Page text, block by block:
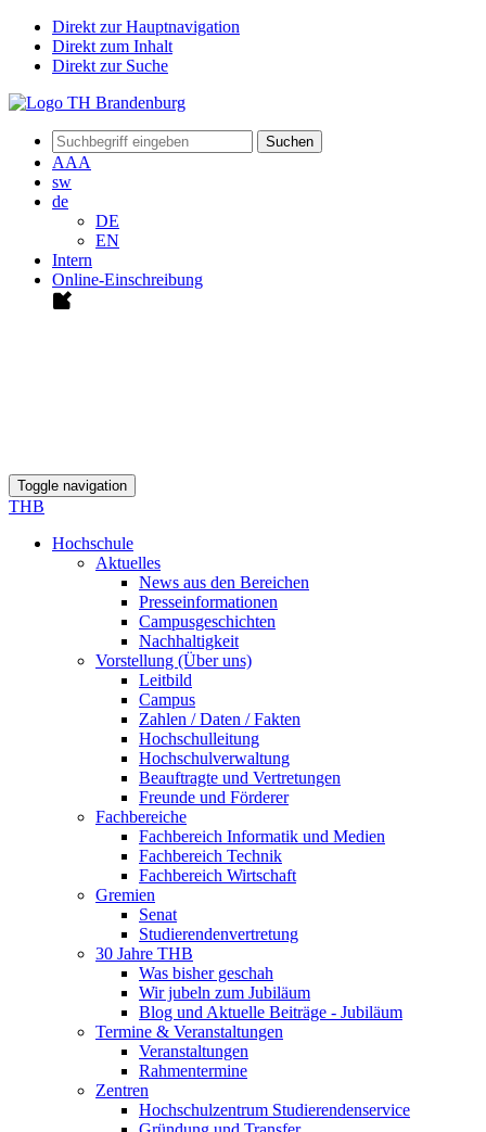
Direkt zur Hauptnavigation
Direkt zum Inhalt
Direkt zur Suche
Suchen
AAA
sw
de
DE
EN
Intern
Online-Einschreibung
Toggle navigation
THB
Hochschule
Aktuelles
News aus den Bereichen
Presseinformationen
Campusgeschichten
Nachhaltigkeit
Vorstellung (Über uns)
Leitbild
Campus
Zahlen / Daten / Fakten
Hochschulleitung
Hochschulverwaltung
Beauftragte und Vertretungen
Freunde und Förderer
Fachbereiche
Fachbereich Informatik und Medien
Fachbereich Technik
Fachbereich Wirtschaft
Gremien
Senat
Studierendenvertretung
30 Jahre THB
Was bisher geschah
Wir jubeln zum Jubiläum
Blog und Aktuelle Beiträge - Jubiläum
Termine & Veranstaltungen
Veranstaltungen
Rahmentermine
Zentren
Hochschulzentrum Studierendenservice